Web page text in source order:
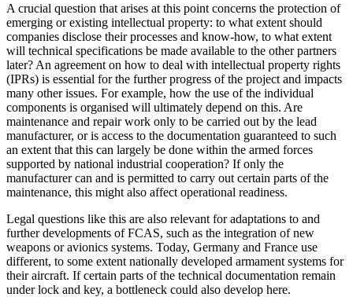
A crucial question that arises at this point concerns the protection of
emerging or existing intellectual property: to what extent should
companies disclose their pro­cesses and know-how, to what extent
will technical specifications be made available to the other partners
later? An agreement on how to deal with intellectual property rights
(IPRs) is essential for the further progress of the project and impacts
many other issues. For example, how the use of the individual
components is organised will ultimately depend on this. Are
maintenance and repair work only to be carried out by the lead
manufacturer, or is access to the docu­mentation guaranteed to such
an extent that this can largely be done within the armed forces
supported by national indus­trial cooperation? If only the
manufacturer can and is permitted to carry out certain parts of the
maintenance, this might also affect operational readiness.
Legal questions like this are also relevant for adaptations to and
further developments of FCAS, such as the integration of new
weap­ons or avionics systems. Today, Germany and France use
different, to some extent nationally developed armament systems for
their aircraft. If certain parts of the tech­nical documentation remain
under lock and key, a bottleneck could also develop here.